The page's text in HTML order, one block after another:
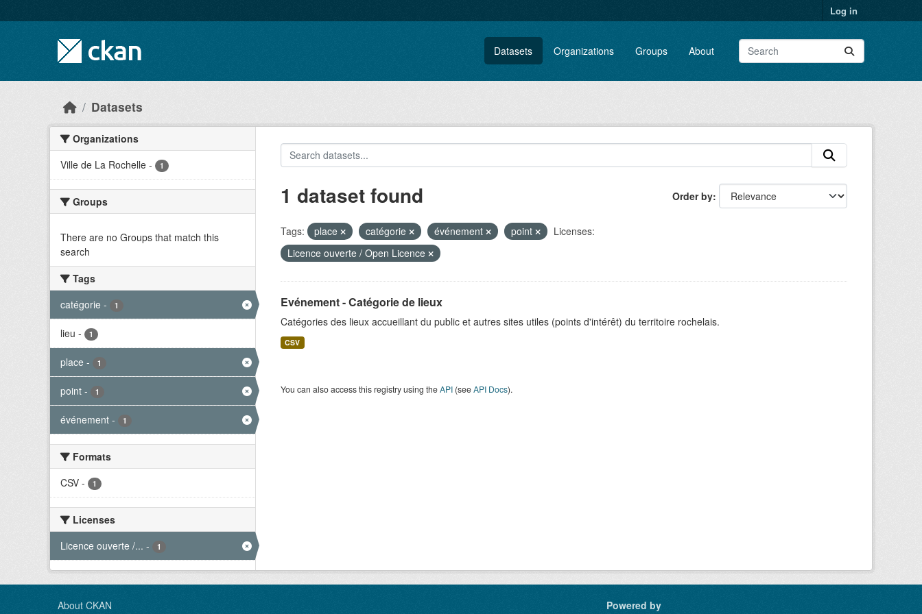
Log in
Datasets Organizations Groups About
Datasets
Organizations
Ville de La Rochelle - 1
Groups
There are no Groups that match this
search
Tags
catégorie - 1
lieu - 1
place - 1
point - 1
événement - 1
Formats
CSV - 1
Licenses
Licence ouverte /... - 1
Order by
1 dataset found
Tags: place catégorie événement point
Licenses:
Licence ouverte / Open Licence
Evénement - Catégorie de lieux
Catégories des lieux accueillant du public et autres sites utiles (points d'intérêt) du territoire rochelais.
CSV
You can also access this registry using theAPI(seeAPI Docs).
About CKAN Powered by